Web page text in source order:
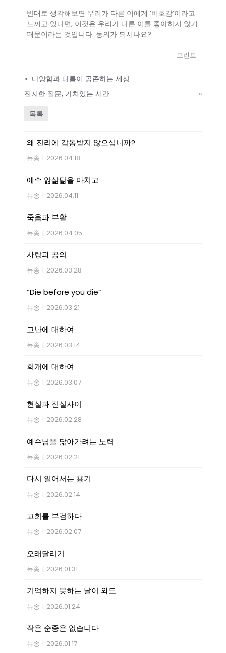
반대로 생각해보면 우리가 다른 이에게 ‘비호감’이라고
느끼고 있다면, 이것은 우리가 다른 이를 좋아하지 않기
때문이라는 것입니다. 동의가 되시나요?
프린트
« 다양함과 다름이 공존하는 세상
진지한 질문, 가치있는 시간
»
목록
왜 진리에 감동받지 않으십니까?
뉴송 | 2026.04.18
예수 앎삶닮을 마치고
뉴송 | 2026.04.11
죽음과 부활
뉴송 | 2026.04.05
사랑과 공의
뉴송 | 2026.03.28
“Die before you die”
뉴송 | 2026.03.21
고난에 대하여
뉴송 | 2026.03.14
회개에 대하여
뉴송 | 2026.03.07
현실과 진실사이
뉴송 | 2026.02.28
예수님을 닮아가려는 노력
뉴송 | 2026.02.21
다시 일어서는 용기
뉴송 | 2026.02.14
교회를 부검하다
뉴송 | 2026.02.07
오래달리기
뉴송 | 2026.01.31
기억하지 못하는 날이 와도
뉴송 | 2026.01.24
작은 순종은 없습니다
뉴송 | 2026.01.17